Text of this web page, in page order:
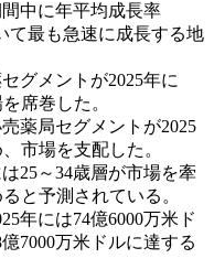
中に年平均成長率
て最も急速に成長する地
グメントが2025年に
席巻した。
薬局セグメントが2025
市場を支配した。
25～34歳層が市場を牽
と予測されている。
年には74億6000万米ド
7000万米ドルに達する